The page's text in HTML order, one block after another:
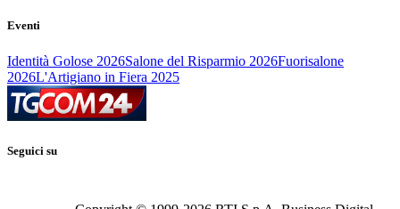
Eventi
Identità Golose 2026Salone del Risparmio 2026Fuorisalone
2026L'Artigiano in Fiera 2025
Seguici su